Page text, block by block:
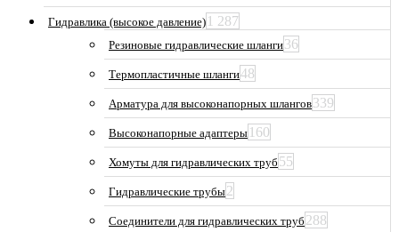
Гидравлика (высокое давление) 1 287
Резиновые гидравлические шланги36
Термопластичные шланги48
Арматура для высоконапорных шлангов339
Высоконапорные адаптеры 160
Хомуты для гидравлических труб 55
Гидравлические трубы2
Соединители для гидравлических труб 288